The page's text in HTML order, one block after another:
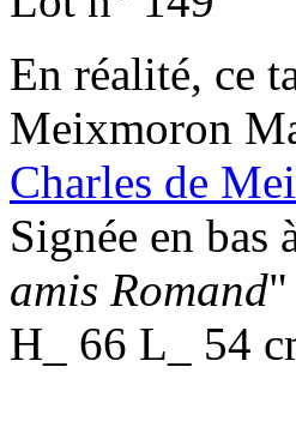
En réalité, ce
Meixmoron
Charles de
Signée en
amis Romand"
H_ 66 L_ 54